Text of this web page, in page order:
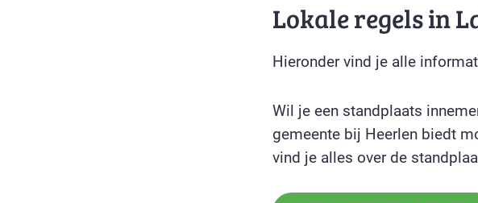
Lokale regels in
Hieronder vind je alle
Wil je een standplaats
gemeente bij Heerlen biedt
vind je alles over de